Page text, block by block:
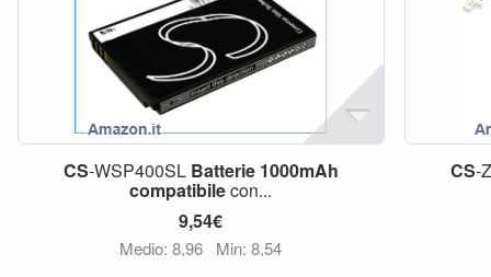
CS-WSP400SL Batterie 1000mAh
compatibilecon...
9,54€
Medio: 8,96 Min: 8,54
CS-